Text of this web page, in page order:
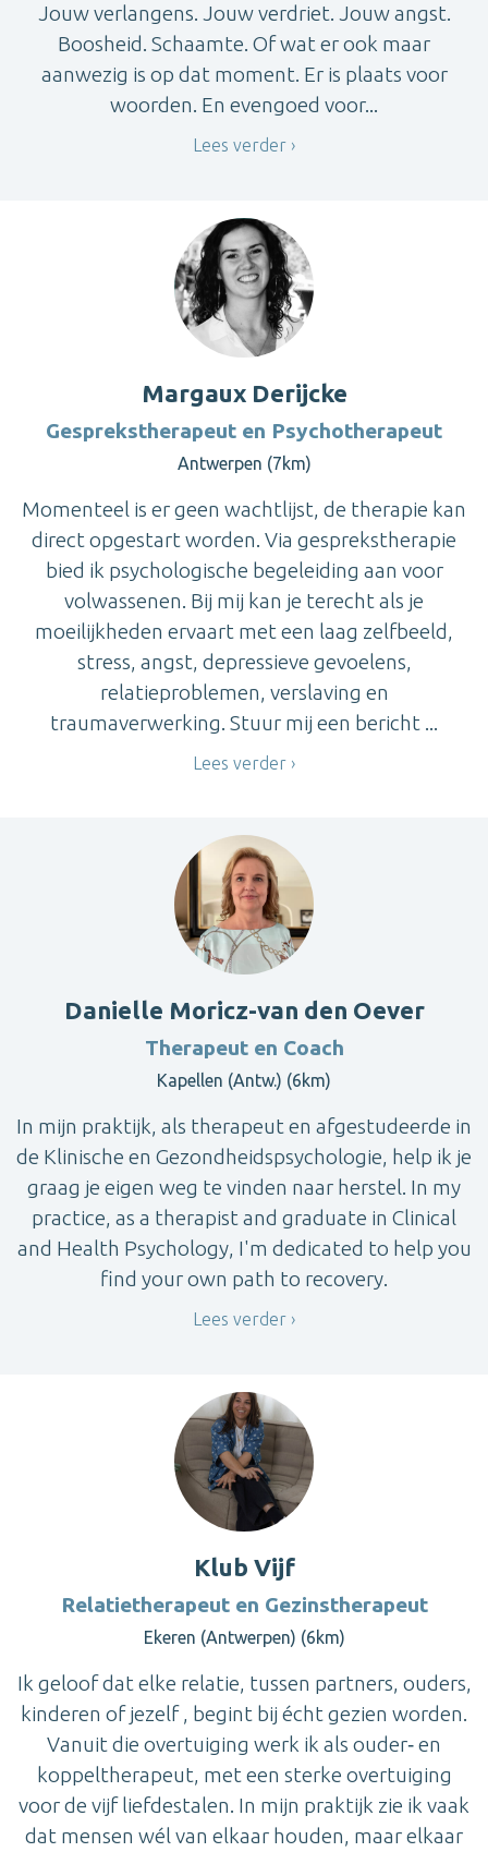
Jouw verlangens. Jouw verdriet. Jouw angst.
Boosheid. Schaamte. Of wat er ook maar
aanwezig is op dat moment. Er is plaats voor
woorden. En evengoed voor...
Lees verder
Margaux Derijcke
Gesprekstherapeut en Psychotherapeut
Antwerpen (7km)
Momenteel is er geen wachtlijst, de therapie kan
direct opgestart worden. Via gesprekstherapie
bied ik psychologische begeleiding aan voor
volwassenen. Bij mij kan je terecht als je
moeilijkheden ervaart met een laag zelfbeeld,
stress, angst, depressieve gevoelens,
relatieproblemen, verslaving en
traumaverwerking. Stuur mij een bericht ...
Lees verder
Danielle Moricz-van den Oever
Therapeut en Coach
Kapellen (Antw.) (6km)
In mijn praktijk, als therapeut en afgestudeerde in
de Klinische en Gezondheidspsychologie, help ik je
graag je eigen weg te vinden naar herstel. In my
practice, as a therapist and graduate in Clinical
and Health Psychology, I'm dedicated to help you
find your own path to recovery.
Lees verder
Klub Vijf
Relatietherapeut en Gezinstherapeut
Ekeren (Antwerpen) (6km)
Ik geloof dat elke relatie, tussen partners, ouders,
kinderen of jezelf , begint bij écht gezien worden.
Vanuit die overtuiging werk ik als ouder‑ en
koppeltherapeut, met een sterke overtuiging
voor de vijf liefdestalen. In mijn praktijk zie ik vaak
dat mensen wél van elkaar houden, maar elkaar